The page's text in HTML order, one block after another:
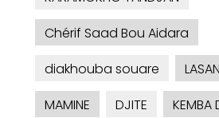
Chérif Saad Bou Aidara
diakhouba souare
MAMINE
DJITE
KEMBA